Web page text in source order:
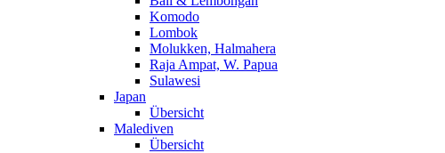
Komodo
Lombok
Molukken, Halmahera
Raja Ampat, W. Papua
Sulawesi
Japan
Übersicht
Malediven
Übersicht